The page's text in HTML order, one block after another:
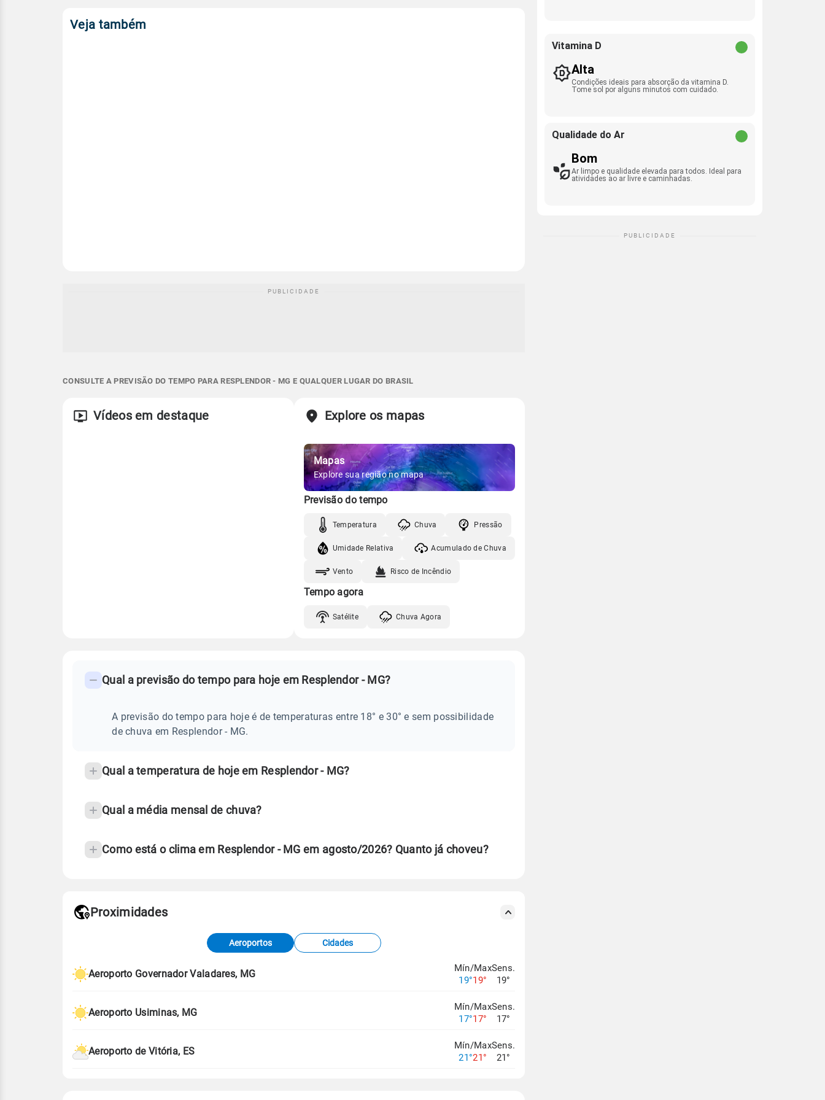
Veja também
CONSULTE A PREVISÃO DO TEMPO PARA RESPLENDOR - MG E QUALQUER LUGAR DO BRASIL
Vídeos em destaque Explore os mapas
Mapas
Explore sua região no mapa
Previsão do tempo
Temperatura Chuva Pressão
Umidade Relativa Acumulado de Chuva
Vento Risco de Incêndio
Tempo agora
Satélite Chuva Agora
PREVISÃO
RESPLENDOR
frequentes
temperatura
Qual a previsão do tempo para hoje em Resplendor - MG?
A previsão do tempo para hoje é de temperaturas entre 18° e 30° e sem possibilidade
de chuva em Resplendor - MG.
Qual a temperatura de hoje em Resplendor - MG?
Qual a média mensal de chuva?
Como está o clima em Resplendor - MG em agosto/2026? Quanto já choveu?
de Tempo e Estudos Climáticos (CPTEC).
Proximidades
Aeroportos Cidades
Aeroporto Governador Valadares, MG
Mín/Max
19°19°
Sens.
19°
Aeroporto Usiminas, MG
Mín/Max
17°17°
Sens.
17°
Aeroporto de Vitória, ES
Mín/Max
21°21°
Sens.
21°
Vitamina D
Alta
Condições ideais para absorção da vitamina D.
Tome sol por alguns minutos com cuidado.
Qualidade do Ar
Bom
Ar limpo e qualidade elevada para todos. Ideal para
atividades ao ar livre e caminhadas.